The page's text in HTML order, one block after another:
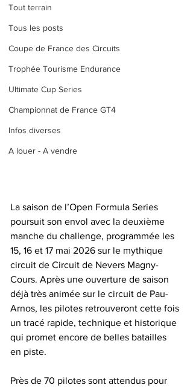
Tout terrain
Tous les posts
Coupe de France des Circuits
Trophée Tourisme Endurance
Ultimate Cup Series
Championnat de France GT4
Infos diverses
A louer - A vendre
La saison de l’Open Formula Series
poursuit son envol avec la deuxième
manche du challenge, programmée les
15, 16 et 17 mai 2026 sur le mythique
circuit de Circuit de Nevers Magny-
Cours. Après une ouverture de saison
déjà très animée sur le circuit de Pau-
Arnos, les pilotes retrouveront cette fois
un tracé rapide, technique et historique
qui promet encore de belles batailles
en piste.
Près de 70 pilotes sont attendus pour